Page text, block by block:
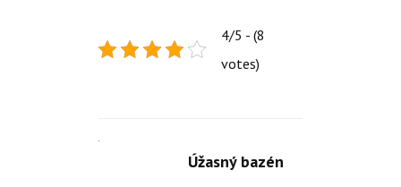
4/5 - (8
votes)
Úžasný bazén